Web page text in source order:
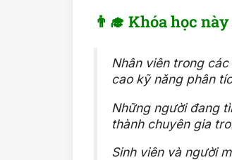
👨‍🎓 Khóa học
Nhân viên trong
cao kỹ năng phân
Những người đang
thành chuyên gia
Sinh viên và người